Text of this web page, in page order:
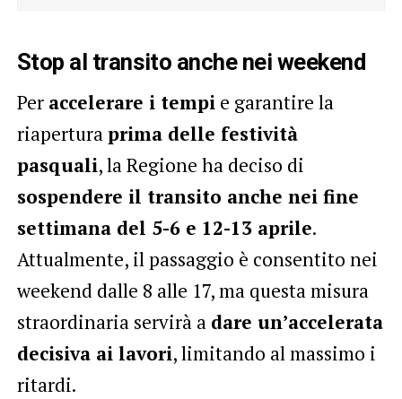
Stop al transito anche nei weekend
Per accelerare i tempie garantire la
riaperturaprima delle festività
pasquali, la Regione ha deciso di
sospendere il transito anche nei fine
settimana del 5-6 e 12-13 aprile.
Attualmente, il passaggio è consentito nei
weekend dalle 8 alle 17, ma questa misura
straordinaria servirà a dare un’accelerata
decisiva ai lavori, limitando al massimo i
ritardi.